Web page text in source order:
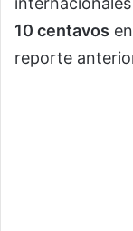
10 centavos
reporte